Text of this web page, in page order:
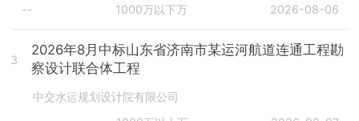
--
1000万以下万 2026-08-06
3
2026年8月中标山东省济南市某运河航道连通工程勘
察设计联合体工程
中交水运规划设计院有限公司